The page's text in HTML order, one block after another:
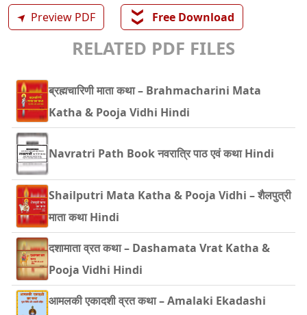
➤ Preview PDF ❯❯ Free Download
RELATED PDF FILES
ब्रह्मचारिणी माता कथा – Brahmacharini Mata
Katha & Pooja Vidhi Hindi
Navratri Path Book नवरात्रि पाठ एवं कथा Hindi
Shailputri Mata Katha & Pooja Vidhi – शैलपुत्री
माता कथा Hindi
दशामाता व्रत कथा – Dashamata Vrat Katha &
Pooja Vidhi Hindi
आमलकी एकादशी व्रत कथा – Amalaki Ekadashi